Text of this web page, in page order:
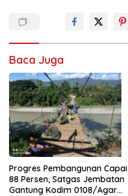
Baca Juga
Progres Pembangunan Capai
88 Persen, Satgas Jembatan
Gantung Kodim 0108/Agara